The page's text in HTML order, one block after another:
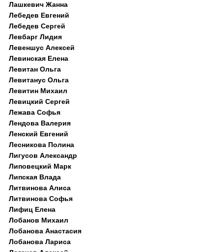
Лашкевич Жанна
Лебедев Евгений
Лебедев Сергей
Левбарг Лидия
Левеншус Алексей
Левинская Елена
Левитан Ольга
Левитанус Ольга
Левитин Михаил
Левицкий Сергей
Лежава Софья
Лендова Валерия
Ленский Евгений
Лесникова Полина
Лигусов Александр
Липовецкий Марк
Липская Влада
Литвинова Алиса
Литвинова Софья
Лифиц Елена
Лобанов Михаил
Лобанова Анастасия
Лобанова Лариса